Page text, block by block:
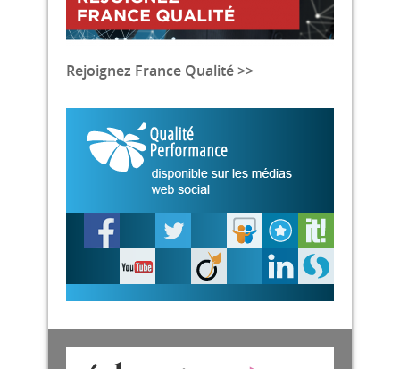
Rejoignez France Qualité >>